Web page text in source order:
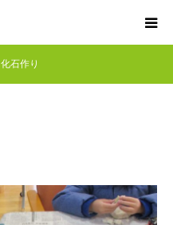
化石作り